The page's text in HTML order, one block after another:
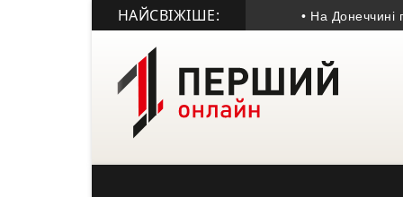
НАЙСВІЖІШЕ: • На Донеччині